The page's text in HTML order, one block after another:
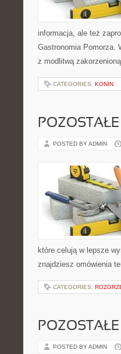
informacja, ale też
Gastronomia Pomorza.
z modlitwą
CATEGORIES: KONIN
POSTED BY ADMIN
które celują w lepsze
znajdziesz omówienia
CATEGORIES:
POSTED BY ADMIN